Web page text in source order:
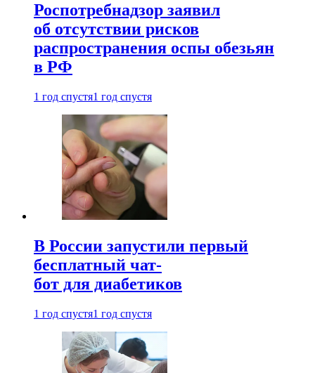
Роспотребнадзор заявил
об отсутствии рисков
распространения оспы обезьян
в РФ
1 год спустя1 год спустя
В России запустили первый
бесплатный чат-
бот для диабетиков
1 год спустя1 год спустя